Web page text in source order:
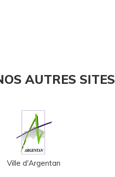
AUTRES SITES
Ville d'Argentan